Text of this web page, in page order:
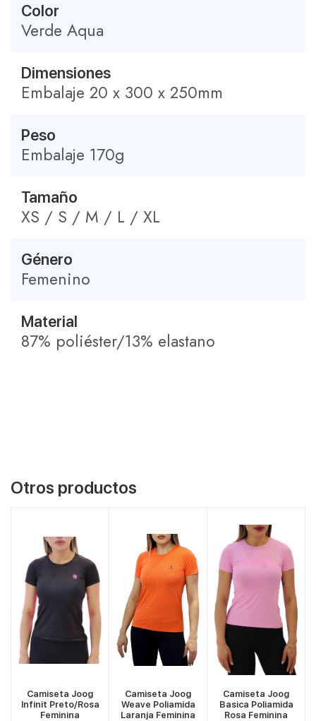
Color
Verde Aqua
Dimensiones
Embalaje 20 x 300 x 250mm
Peso
Embalaje 170g
Tamaño
XS / S / M / L / XL
Género
Femenino
Material
87% poliéster/13% elastano
Otros productos
VER MÁS
Camiseta Joog
Infinit Preto/Rosa
Feminina
VER MÁS
Camiseta Joog
Weave Poliamida
Laranja Feminina
VER MÁS
Camiseta Joog
Basica Poliamida
Rosa Feminina